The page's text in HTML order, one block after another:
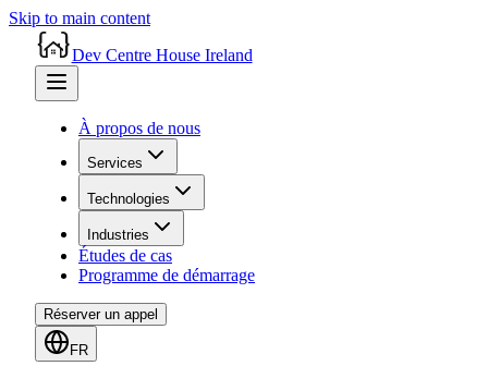
Skip to main content
Dev Centre House Ireland
À propos de nous
Services
Technologies
Industries
Études de cas
Programme de démarrage
Réserver un appel
FR